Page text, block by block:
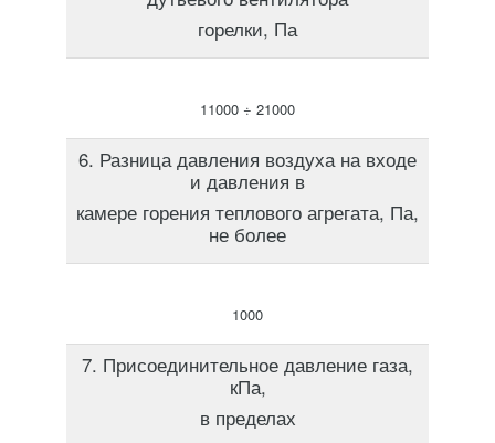
горелки, Па
11000 ÷ 21000
6. Разница давления воздуха на входе
и давления в
камере горения теплового агрегата, Па,
не более
1000
7. Присоединительное давление газа,
кПа,
в пределах